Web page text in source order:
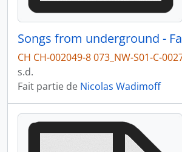
Songs from underground -
CH CH-002049-8 073_NW-S01-C-
s.d.
Fait partie de Nicolas Wadimoff